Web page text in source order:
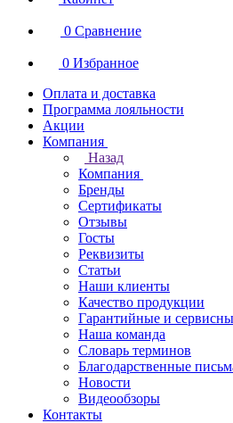
0 Сравнение
0 Избранное
Оплата и доставка
Программа лояльности
Акции
Компания
Назад
Компания
Бренды
Сертификаты
Отзывы
Госты
Реквизиты
Статьи
Наши клиенты
Качество продукции
Гарантийные и
Наша команда
Словарь терминов
Благодарственные
Новости
Видеообзоры
Контакты